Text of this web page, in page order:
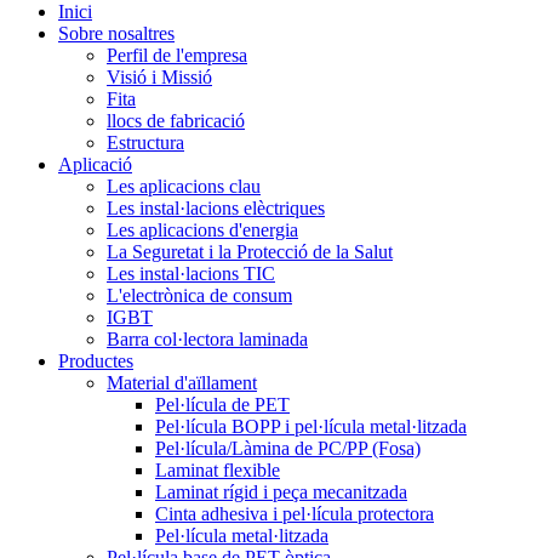
Inici
Sobre nosaltres
Perfil de l'empresa
Visió i Missió
Fita
llocs de fabricació
Estructura
Aplicació
Les aplicacions clau
Les instal·lacions elèctriques
Les aplicacions d'energia
La Seguretat i la Protecció de la Salut
Les instal·lacions TIC
L'electrònica de consum
IGBT
Barra col·lectora laminada
Productes
Material d'aïllament
Pel·lícula de PET
Pel·lícula BOPP i pel·lícula metal·litzada
Pel·lícula/Làmina de PC/PP (Fosa)
Laminat flexible
Laminat rígid i peça mecanitzada
Cinta adhesiva i pel·lícula protectora
Pel·lícula metal·litzada